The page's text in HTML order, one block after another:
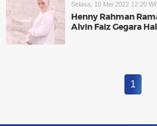
Selasa, 10 Mei 2022 12:20
Henny Rahman
Alvin Faiz Gegara
1